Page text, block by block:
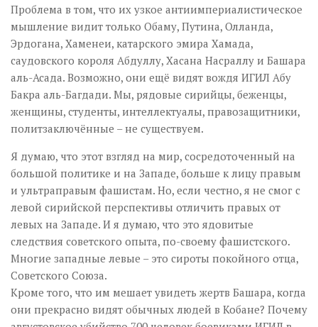
Проблема в том, что их узкое антиимпериалистическое
мышление видит только Обаму, Путина, Олланда,
Эрдогана, Хаменеи, катарского эмира Хамада,
саудовского короля Абдуллу, Хасана Насраллу и Башара
аль-Асада. Возможно, они ещё видят вождя ИГИЛ Абу
Бакра аль-Багдади. Мы, рядовые сирийцы, беженцы,
женщины, студенты, интеллектуалы, правозащитники,
политзаключённые – не существуем.
Я думаю, что этот взгляд на мир, сосредоточенный на
большой политике и на Западе, больше к лицу правым
и ультраправым фашистам. Но, если честно, я не смог с
левой сирийской перспективы отличить правых от
левых на Западе. И я думаю, что это ядовитые
следствия советского опыта, по-своему фашистского.
Многие западные левые – это сироты покойного отца,
Советского Союза.
Кроме того, что им мешает увидеть жертв Башара, когда
они прекрасно видят обычных людей в Кобане? Почему